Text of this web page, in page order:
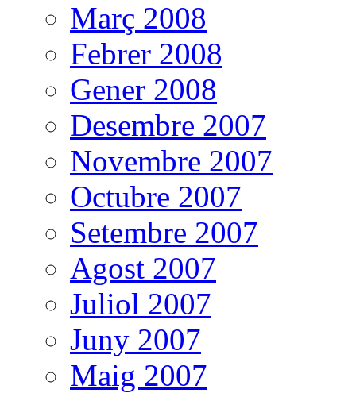
Març 2008
Febrer 2008
Gener 2008
Desembre 2007
Novembre 2007
Octubre 2007
Setembre 2007
Agost 2007
Juliol 2007
Juny 2007
Maig 2007